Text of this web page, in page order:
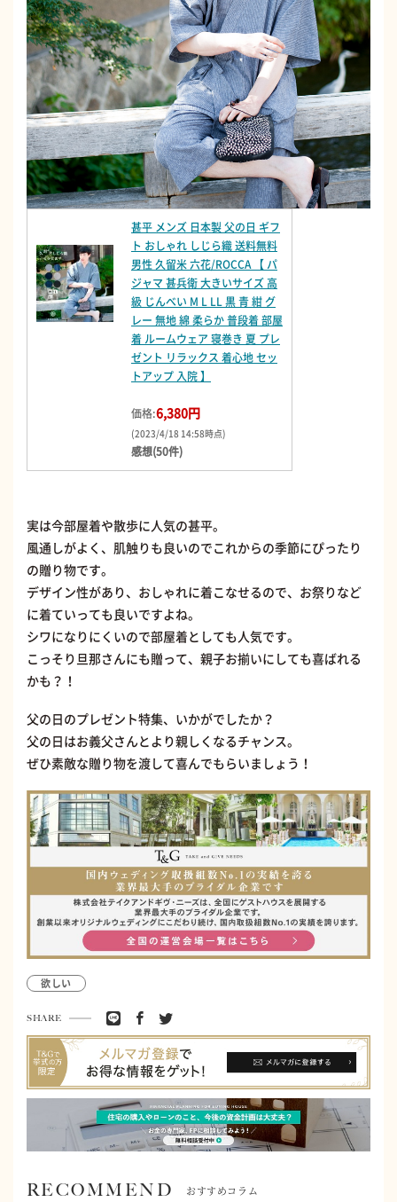
甚平 メンズ 日本製 父の日 ギフ
ト おしゃれ しじら織 送料無料
男性 久留米 六花/ROCCA 【 パ
ジャマ 甚兵衛 大きいサイズ 高
級 じんべい M L LL 黒 青 紺 グ
レー 無地 綿 柔らか 普段着 部屋
着 ルームウェア 寝巻き 夏 プレ
ゼント リラックス 着心地 セッ
トアップ 入院 】
価格:6,380円
(2023/4/18 14:58時点)
感想(50件)
実は今部屋着や散歩に人気の甚平。
風通しがよく、肌触りも良いのでこれからの季節にぴったり
の贈り物です。
デザイン性があり、おしゃれに着こなせるので、お祭りなど
に着ていっても良いですよね。
シワになりにくいので部屋着としても人気です。
こっそり旦那さんにも贈って、親子お揃いにしても喜ばれる
かも？！
父の日のプレゼント特集、いかがでしたか？
父の日はお義父さんとより親しくなるチャンス。
ぜひ素敵な贈り物を渡して喜んでもらいましょう！
欲しい
SHARE
RECOMMEND おすすめコラム